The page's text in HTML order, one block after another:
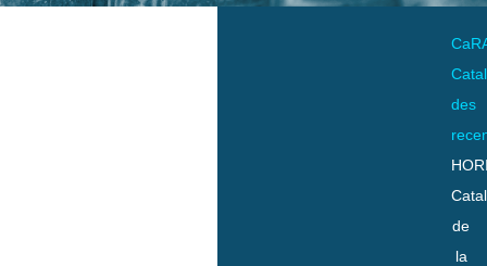
des
de
la